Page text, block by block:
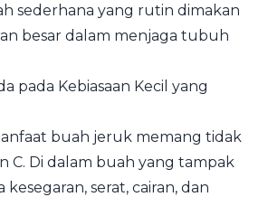
sederhana yang rutin dimakan
besar dalam menjaga tubuh
pada Kebiasaan Kecil yang
buah jeruk memang tidak
C. Di dalam buah yang tampak
kesegaran, serat, cairan, dan